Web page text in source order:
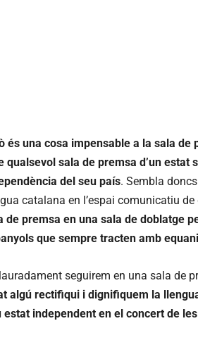
és una cosa impensable a la sala de
qualsevol sala de premsa d’un estat
del seu país. Sembla
catalana en l’espai comunicatiu de
de premsa en una sala de doblatge
que sempre tracten amb
seguirem en una sala de
algú rectifiqui i dignifiquem la
estat independent en el concert de